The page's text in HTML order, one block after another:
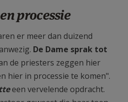
processie
er meer dan duizend
De Dame sprak tot
de priesters zeggen hier
hier in processie te komen".
een vervelende opdracht.